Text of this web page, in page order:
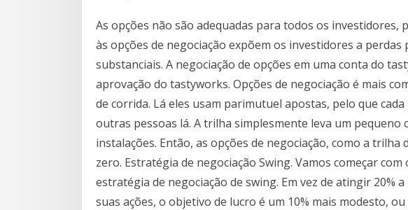
As opções não são adequadas para todos os investidores,
às opções de negociação expõem os investidores a
substanciais. A negociação de opções em uma conta do
aprovação do tastyworks. Opções de negociação é mais
de corrida. Lá eles usam parimutuel apostas, pelo que
outras pessoas lá. A trilha simplesmente leva um pequeno
instalações. Então, as opções de negociação, como a trilha
zero. Estratégia de negociação Swing. Vamos começar
estratégia de negociação de swing. Em vez de atingir 20%
suas ações, o objetivo de lucro é um 10% mais modesto,